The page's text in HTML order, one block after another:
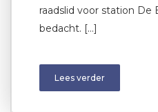
raadslid voor station
bedacht. […]
Lees verder